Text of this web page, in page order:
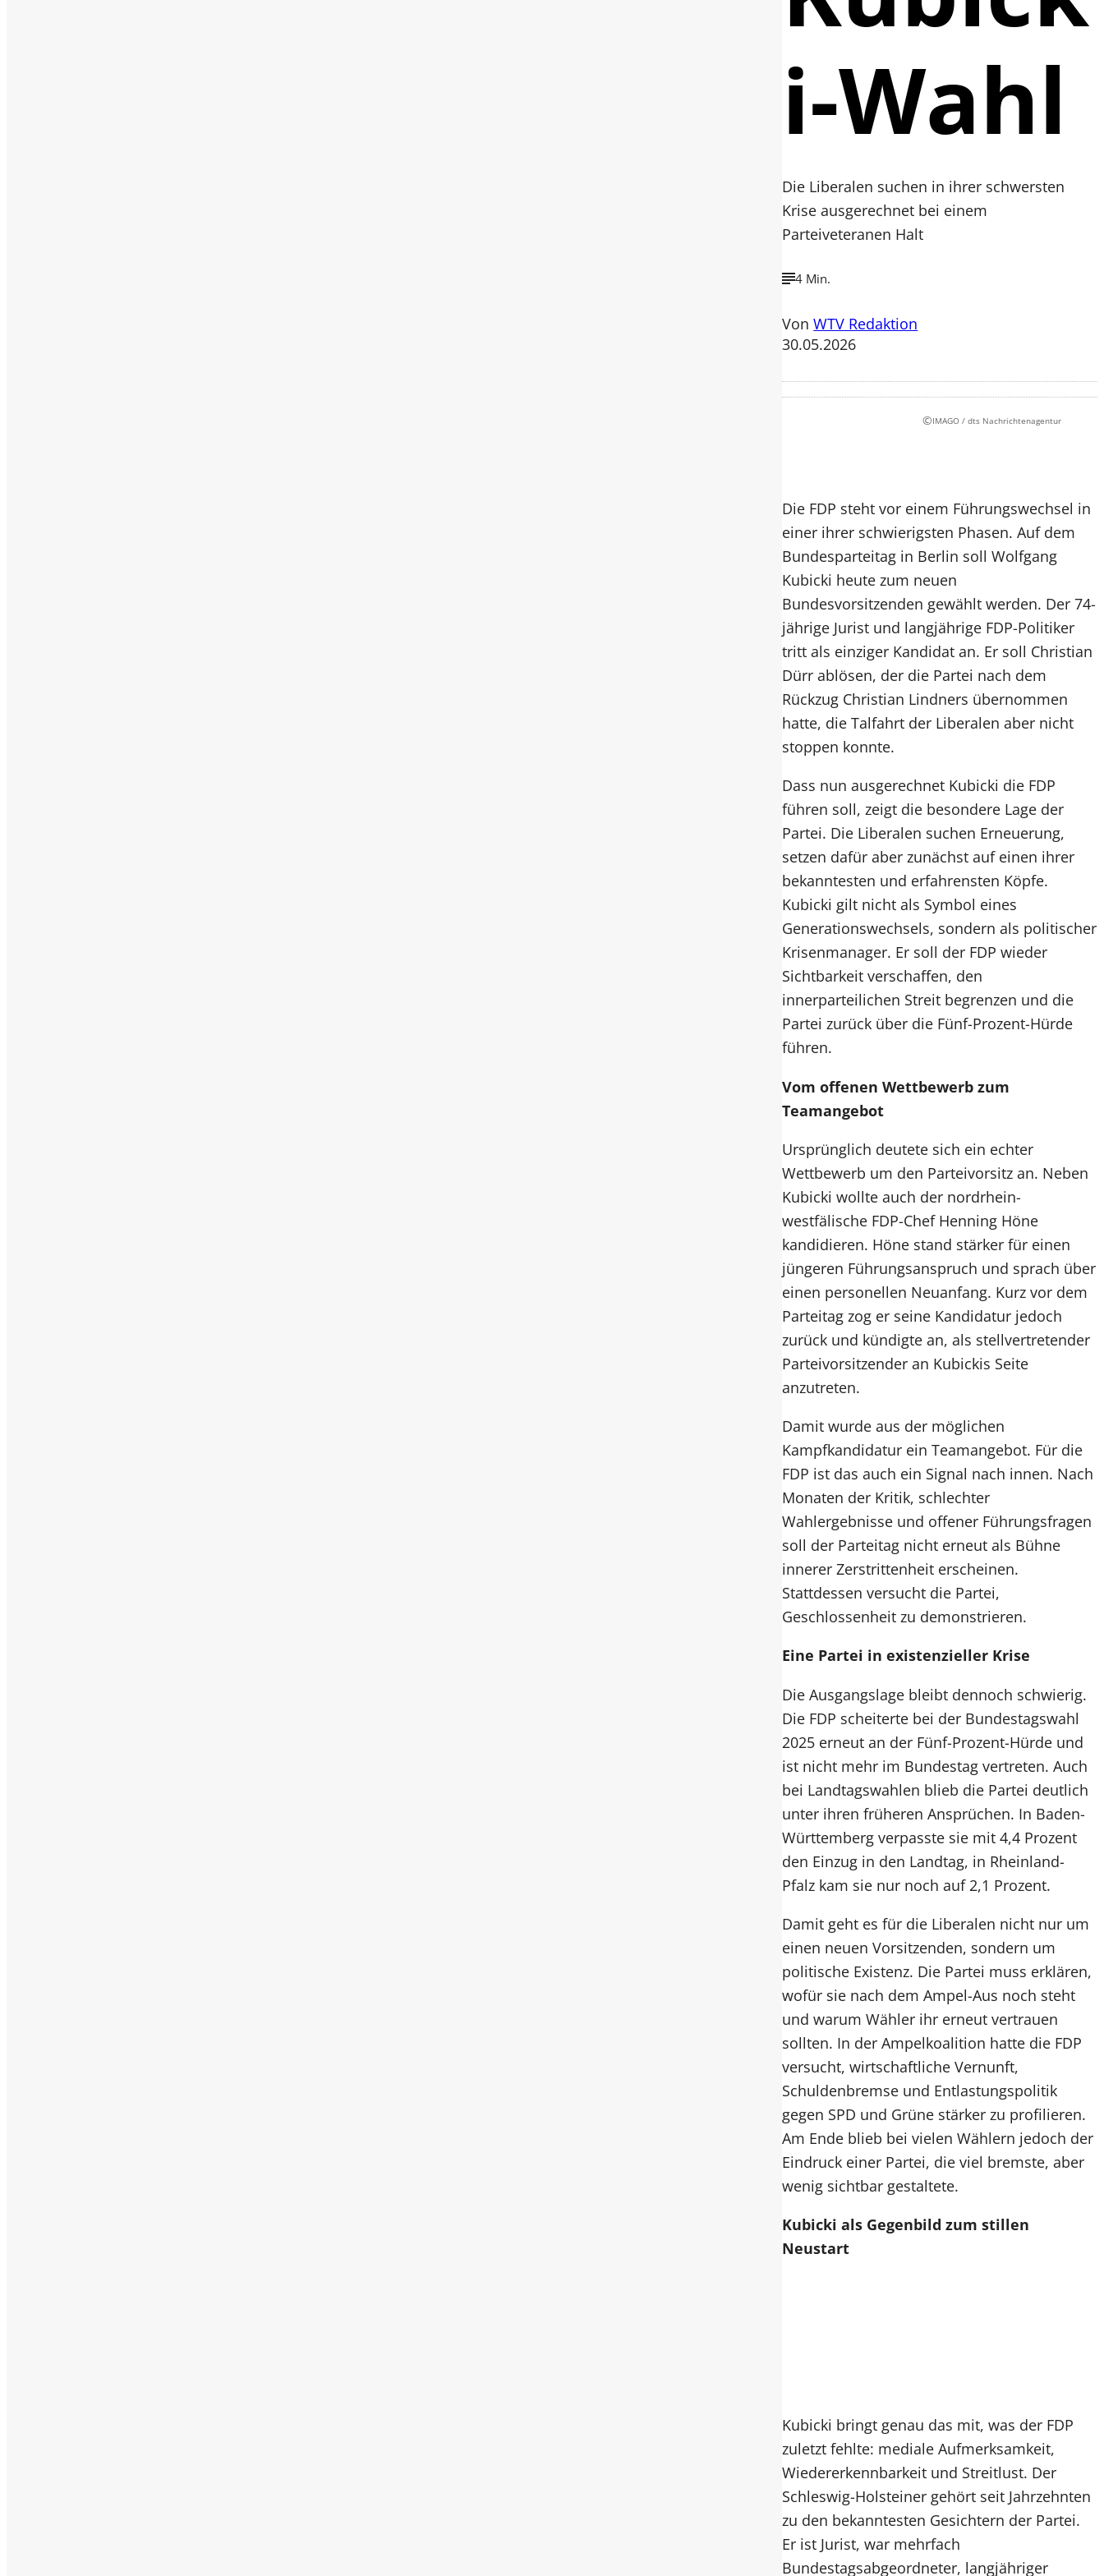
i-Wahl
Die Liberalen suchen in ihrer schwersten
Krise ausgerechnet bei einem
Parteiveteranen Halt
4 Min.
VonWTV Redaktion
30.05.2026
©IMAGO / dts Nachrichtenagentur
Die FDP steht vor einem Führungswechsel in
einer ihrer schwierigsten Phasen. Auf dem
Bundesparteitag in Berlin soll Wolfgang
Kubicki heute zum neuen
Bundesvorsitzenden gewählt werden. Der 74-
jährige Jurist und langjährige FDP-Politiker
tritt als einziger Kandidat an. Er soll Christian
Dürr ablösen, der die Partei nach dem
Rückzug Christian Lindners übernommen
hatte, die Talfahrt der Liberalen aber nicht
stoppen konnte.
Dass nun ausgerechnet Kubicki die FDP
führen soll, zeigt die besondere Lage der
Partei. Die Liberalen suchen Erneuerung,
setzen dafür aber zunächst auf einen ihrer
bekanntesten und erfahrensten Köpfe.
Kubicki gilt nicht als Symbol eines
Generationswechsels, sondern als politischer
Krisenmanager. Er soll der FDP wieder
Sichtbarkeit verschaffen, den
innerparteilichen Streit begrenzen und die
Partei zurück über die Fünf-Prozent-Hürde
führen.
Vom offenen Wettbewerb zum
Teamangebot
Ursprünglich deutete sich ein echter
Wettbewerb um den Parteivorsitz an. Neben
Kubicki wollte auch der nordrhein-
westfälische FDP-Chef Henning Höne
kandidieren. Höne stand stärker für einen
jüngeren Führungsanspruch und sprach über
einen personellen Neuanfang. Kurz vor dem
Parteitag zog er seine Kandidatur jedoch
zurück und kündigte an, als stellvertretender
Parteivorsitzender an Kubickis Seite
anzutreten.
Damit wurde aus der möglichen
Kampfkandidatur ein Teamangebot. Für die
FDP ist das auch ein Signal nach innen. Nach
Monaten der Kritik, schlechter
Wahlergebnisse und offener Führungsfragen
soll der Parteitag nicht erneut als Bühne
innerer Zerstrittenheit erscheinen.
Stattdessen versucht die Partei,
Geschlossenheit zu demonstrieren.
Eine Partei in existenzieller Krise
Die Ausgangslage bleibt dennoch schwierig.
Die FDP scheiterte bei der Bundestagswahl
2025 erneut an der Fünf-Prozent-Hürde und
ist nicht mehr im Bundestag vertreten. Auch
bei Landtagswahlen blieb die Partei deutlich
unter ihren früheren Ansprüchen. In Baden-
Württemberg verpasste sie mit 4,4 Prozent
den Einzug in den Landtag, in Rheinland-
Pfalz kam sie nur noch auf 2,1 Prozent.
Damit geht es für die Liberalen nicht nur um
einen neuen Vorsitzenden, sondern um
politische Existenz. Die Partei muss erklären,
wofür sie nach dem Ampel-Aus noch steht
und warum Wähler ihr erneut vertrauen
sollten. In der Ampelkoalition hatte die FDP
versucht, wirtschaftliche Vernunft,
Schuldenbremse und Entlastungspolitik
gegen SPD und Grüne stärker zu profilieren.
Am Ende blieb bei vielen Wählern jedoch der
Eindruck einer Partei, die viel bremste, aber
wenig sichtbar gestaltete.
Kubicki als Gegenbild zum stillen
Neustart
Kubicki bringt genau das mit, was der FDP
zuletzt fehlte: mediale Aufmerksamkeit,
Wiedererkennbarkeit und Streitlust. Der
Schleswig-Holsteiner gehört seit Jahrzehnten
zu den bekanntesten Gesichtern der Partei.
Er ist Jurist, war mehrfach
Bundestagsabgeordneter, langjähriger